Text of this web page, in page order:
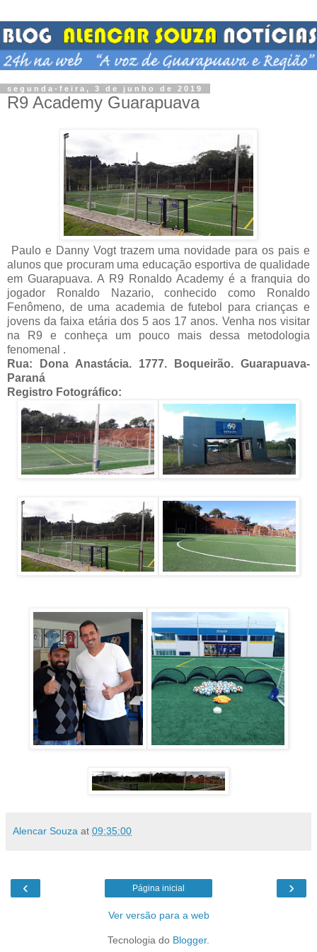
segunda-feira, 3 de junho de 2019
R9 Academy Guarapuava
Paulo e Danny Vogt trazem uma novidade para os pais e
alunos que procuram uma educação esportiva de qualidade
em Guarapuava. A R9 Ronaldo Academy é a franquia do
jogador Ronaldo Nazario, conhecido como Ronaldo
Fenômeno, de uma academia de futebol para crianças e
jovens da faixa etária dos 5 aos 17 anos. Venha nos visitar
na R9 e conheça um pouco mais dessa metodologia
fenomenal .
Rua: Dona Anastácia. 1777. Boqueirão. Guarapuava-
Paraná
Registro Fotográfico:
Alencar Souza at 09:35:00
‹ ›
Página inicial
Ver versão para a web
Tecnologia do Blogger.